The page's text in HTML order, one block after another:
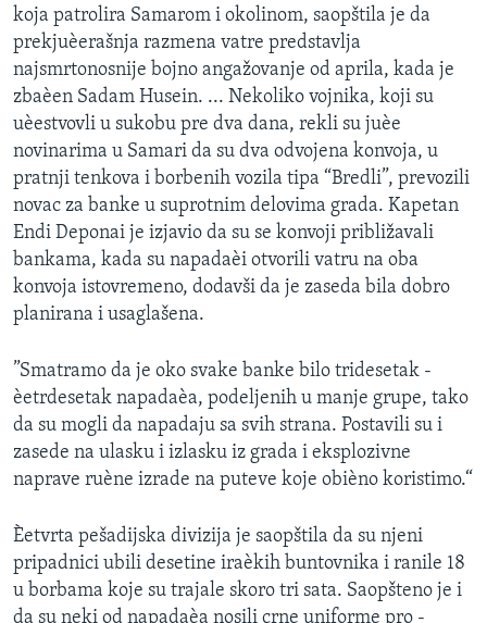
koja patrolira Samarom i okolinom, saopštila je da
prekjuèerašnja razmena vatre predstavlja
najsmrtonosnije bojno angažovanje od aprila, kada je
zbaèen Sadam Husein. ... Nekoliko vojnika, koji su
uèestvovli u sukobu pre dva dana, rekli su juèe
novinarima u Samari da su dva odvojena konvoja, u
pratnji tenkova i borbenih vozila tipa “Bredli”, prevozili
novac za banke u suprotnim delovima grada. Kapetan
Endi Deponai je izjavio da su se konvoji približavali
bankama, kada su napadaèi otvorili vatru na oba
konvoja istovremeno, dodavši da je zaseda bila dobro
planirana i usaglašena.
”Smatramo da je oko svake banke bilo tridesetak -
èetrdesetak napadaèa, podeljenih u manje grupe, tako
da su mogli da napadaju sa svih strana. Postavili su i
zasede na ulasku i izlasku iz grada i eksplozivne
naprave ruène izrade na puteve koje obièno koristimo.“
Èetvrta pešadijska divizija je saopštila da su njeni
pripadnici ubili desetine iraèkih buntovnika i ranile 18
u borbama koje su trajale skoro tri sata. Saopšteno je i
da su neki od napadaèa nosili crne uniforme pro -